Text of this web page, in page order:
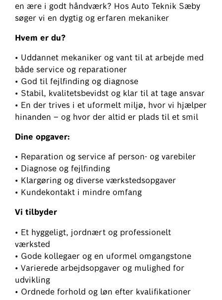
en ære i godt håndværk? Hos Auto Teknik Sæby
søger vi en dygtig og erfaren mekaniker
Hvem er du?
• Uddannet mekaniker og vant til at arbejde med
både service og reparationer
• God til fejlfinding og diagnose
• Stabil, kvalitetsbevidst og klar til at tage ansvar
• En der trives i et uformelt miljø, hvor vi hjælper
hinanden – og hvor der altid er plads til et smil
Dine opgaver:
• Reparation og service af person- og varebiler
• Diagnose og fejlfinding
• Klargøring og diverse værkstedsopgaver
• Kundekontakt i mindre omfang
Vi tilbyder
• Et hyggeligt, jordnært og professionelt
værksted
• Gode kollegaer og en uformel omgangstone
• Varierede arbejdsopgaver og mulighed for
udvikling
• Ordnede forhold og løn efter kvalifikationer